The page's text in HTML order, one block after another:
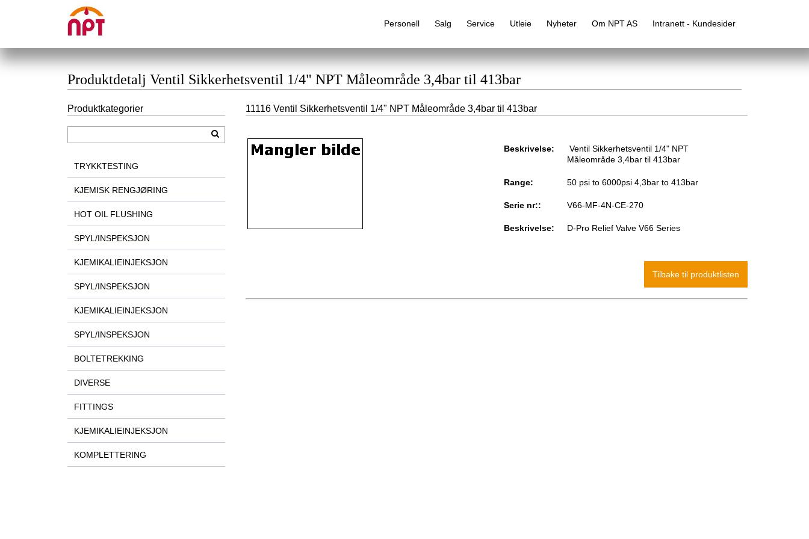
Personell Salg Service Utleie Nyheter Om NPT AS Intranett - Kundesider
Produktdetalj Ventil Sikkerhetsventil 1/4" NPT Måleområde 3,4bar til 413bar
11116 Ventil Sikkerhetsventil 1/4" NPT Måleområde 3,4bar til 413bar
Beskrivelse:
Ventil Sikkerhetsventil 1/4" NPT
Måleområde 3,4bar til 413bar
Range: 50 psi to 6000psi 4,3bar to 413bar
Serie nr:: V66-MF-4N-CE-270
Beskrivelse: D-Pro Relief Valve V66 Series
Produktkategorier
TRYKKTESTING
KJEMISK RENGJØRING
HOT OIL FLUSHING
SPYL/INSPEKSJON
KJEMIKALIEINJEKSJON
SPYL/INSPEKSJON
KJEMIKALIEINJEKSJON
SPYL/INSPEKSJON
BOLTETREKKING
DIVERSE
FITTINGS
KJEMIKALIEINJEKSJON
KOMPLETTERING